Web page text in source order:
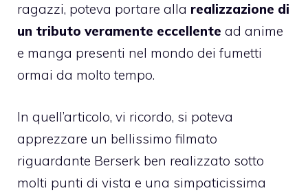
ragazzi, poteva portare alla realizzazione di
un tributo veramente eccellente ad anime
e manga presenti nel mondo dei fumetti
ormai da molto tempo.
In quell’articolo, vi ricordo, si poteva
apprezzare un bellissimo filmato
riguardante Berserk ben realizzato sotto
molti punti di vista e una simpaticissima